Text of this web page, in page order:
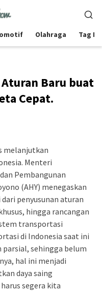
Olahraga Tag
Aturan Baru buat
Cepat.
melanjutkan
Menteri
Pembangunan
(AHY) menegaskan
penyusunan aturan
hingga rancangan
transportasi
di Indonesia saat ini
parsial, sehingga belum
hal ini menjadi
daya saing
segera kita